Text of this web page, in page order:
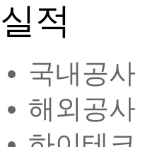
실적
국내공사
해외공사